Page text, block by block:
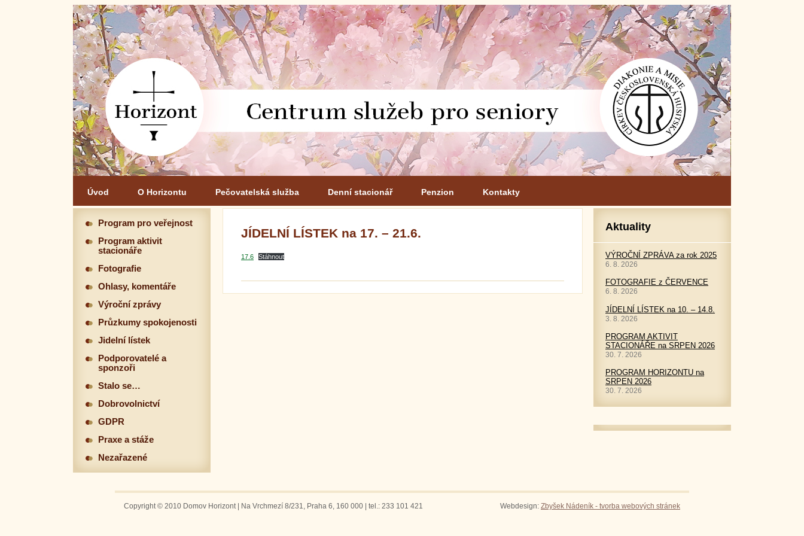
Úvod O Horizontu Pečovatelská služba Denní stacionář Penzion Kontakty
JÍDELNÍ LÍSTEK na 17. – 21.6.
17.6 Stáhnout
Program pro veřejnost
Program aktivit
stacionáře
Fotografie
Ohlasy, komentáře
Výroční zprávy
Průzkumy spokojenosti
Jidelní lístek
Podporovatelé a
sponzoři
Stalo se…
Dobrovolnictví
GDPR
Praxe a stáže
Nezařazené
Aktuality
VÝROČNÍ ZPRÁVA za rok 2025
6. 8. 2026
FOTOGRAFIE z ČERVENCE
6. 8. 2026
JÍDELNÍ LÍSTEK na 10. – 14.8.
3. 8. 2026
PROGRAM AKTIVIT
STACIONÁŘE na SRPEN 2026
30. 7. 2026
PROGRAM HORIZONTU na
SRPEN 2026
30. 7. 2026
Copyright © 2010 Domov Horizont | Na Vrchmezí 8/231, Praha 6, 160 000 | tel.: 233 101 421 Webdesign: Zbyšek Nádeník - tvorba webových stránek